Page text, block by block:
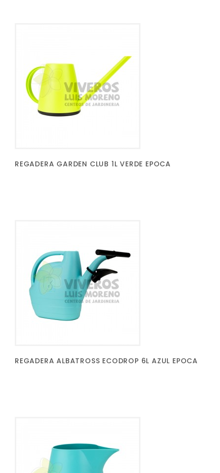
REGADERA GARDEN CLUB 1L VERDE EPOCA
REGADERA ALBATROSS ECODROP 6L AZUL EPOCA